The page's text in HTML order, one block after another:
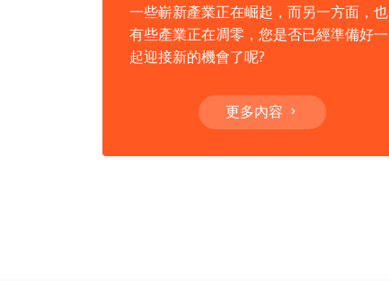
一些嶄新產業正在崛起，而另一方面，也
有些產業正在凋零，您是否已經準備好一
起迎接新的機會了呢?
更多內容